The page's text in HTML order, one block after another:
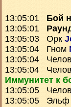
13:05:01 Бой
13:05:01
13:05:03 Орк
13:05:04 Гном
13:05:04
13:05:04
Иммунитет к
13:05:05
13:05:05 Эльф